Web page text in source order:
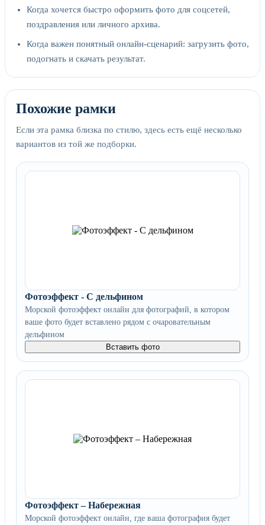
Когда хочется быстро оформить фото для соцсетей,
поздравления или личного архива.
Когда важен понятный онлайн-сценарий: загрузить фото,
подогнать и скачать результат.
Похожие рамки
Если эта рамка близка по стилю, здесь есть ещё несколько
вариантов из той же подборки.
Фотоэффект - С дельфином
Морской фотоэффект онлайн для фотографий, в котором
ваше фото будет вставлено рядом с очаровательным
дельфином
Вставить фото
Фотоэффект – Набережная
Морской фотоэффект онлайн, где ваша фотография будет